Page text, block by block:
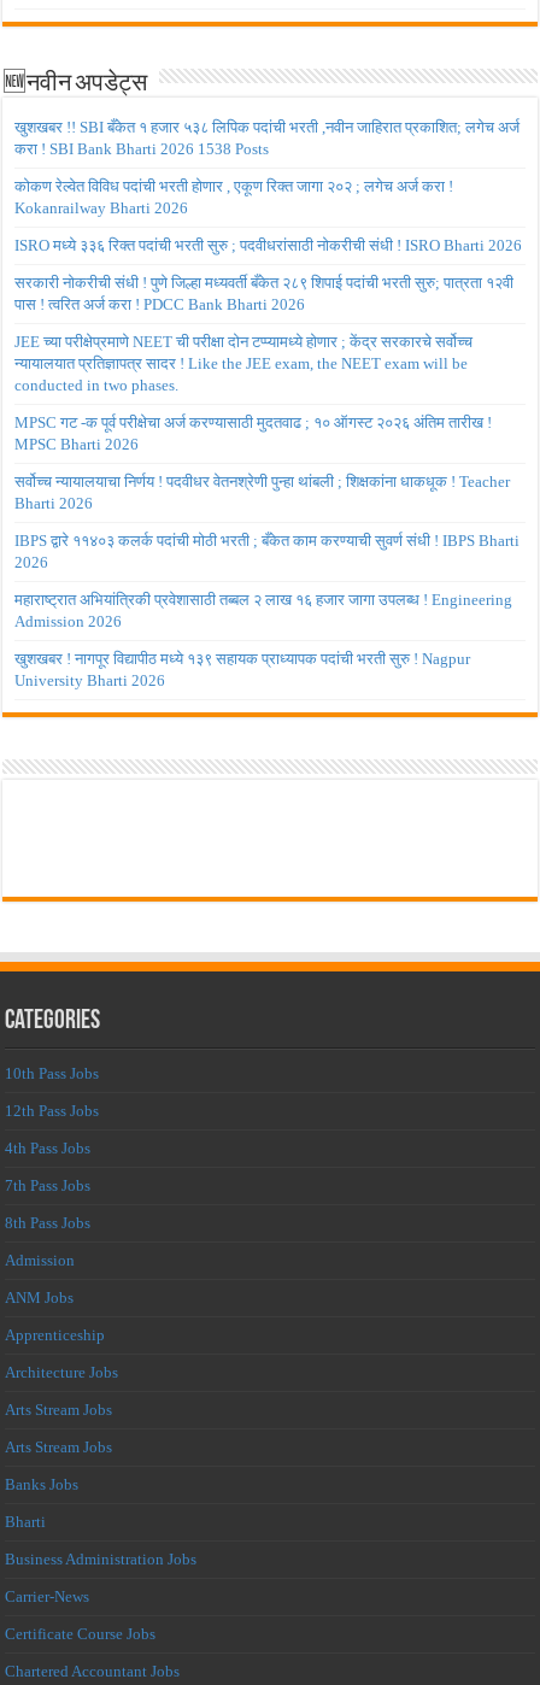
🆕नवीन अपडेट्स
खुशखबर !! SBI बँकेत १ हजार ५३८ लिपिक पदांची भरती ,नवीन जाहिरात प्रकाशित; लगेच अर्ज
करा ! SBI Bank Bharti 2026 1538 Posts
कोकण रेल्वेत विविध पदांची भरती होणार , एकूण रिक्त जागा २०२ ; लगेच अर्ज करा !
Kokanrailway Bharti 2026
ISRO मध्ये ३३६ रिक्त पदांची भरती सुरु ; पदवीधरांसाठी नोकरीची संधी ! ISRO Bharti 2026
सरकारी नोकरीची संधी ! पुणे जिल्हा मध्यवर्ती बँकेत २८९ शिपाई पदांची भरती सुरु; पात्रता १२वी
पास ! त्वरित अर्ज करा ! PDCC Bank Bharti 2026
JEE च्या परीक्षेप्रमाणे NEET ची परीक्षा दोन टप्प्यामध्ये होणार ; केंद्र सरकारचे सर्वोच्च
न्यायालयात प्रतिज्ञापत्र सादर ! Like the JEE exam, the NEET exam will be
conducted in two phases.
MPSC गट -क पूर्व परीक्षेचा अर्ज करण्यासाठी मुदतवाढ ; १० ऑगस्ट २०२६ अंतिम तारीख !
MPSC Bharti 2026
सर्वोच्च न्यायालयाचा निर्णय ! पदवीधर वेतनश्रेणी पुन्हा थांबली ; शिक्षकांना धाकधूक ! Teacher
Bharti 2026
IBPS द्वारे ११४०३ कलर्क पदांची मोठी भरती ; बँकेत काम करण्याची सुवर्ण संधी ! IBPS Bharti
2026
महाराष्ट्रात अभियांत्रिकी प्रवेशासाठी तब्बल २ लाख १६ हजार जागा उपलब्ध ! Engineering
Admission 2026
खुशखबर ! नागपूर विद्यापीठ मध्ये १३९ सहायक प्राध्यापक पदांची भरती सुरु ! Nagpur
University Bharti 2026
Categories
10th Pass Jobs
12th Pass Jobs
4th Pass Jobs
7th Pass Jobs
8th Pass Jobs
Admission
ANM Jobs
Apprenticeship
Architecture Jobs
Arts Stream Jobs
Arts Stream Jobs
Banks Jobs
Bharti
Business Administration Jobs
Carrier-News
Certificate Course Jobs
Chartered Accountant Jobs